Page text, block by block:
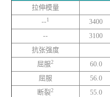
拉伸模量
--1 3400
--
3100
抗张强度
屈服2 60.0
屈服
56.0
断裂2 55.0